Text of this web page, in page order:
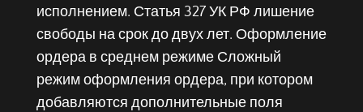
исполнением. Статья 327 УК РФ лишение
свободы на срок до двух лет. Оформление
ордера в среднем режиме Сложный
режим оформления ордера, при котором
добавляются дополнительные поля